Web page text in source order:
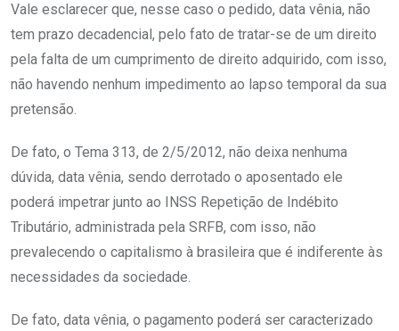
Vale esclarecer que, nesse caso o pedido, data vênia, não
tem prazo decadencial, pelo fato de tratar-se de um direito
pela falta de um cumprimento de direito adquirido, com isso,
não havendo nenhum impedimento ao lapso temporal da sua
pretensão.
De fato, o Tema 313, de 2/5/2012, não deixa nenhuma
dúvida, data vênia, sendo derrotado o aposentado ele
poderá impetrar junto ao INSS Repetição de Indébito
Tributário, administrada pela SRFB, com isso, não
prevalecendo o capitalismo à brasileira que é indiferente às
necessidades da sociedade.
De fato, data vênia, o pagamento poderá ser caracterizado